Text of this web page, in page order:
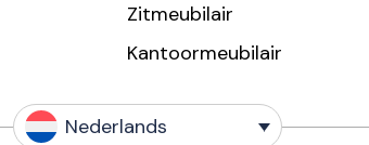
Zitmeubilair
Kantoormeubilair
Nederlands